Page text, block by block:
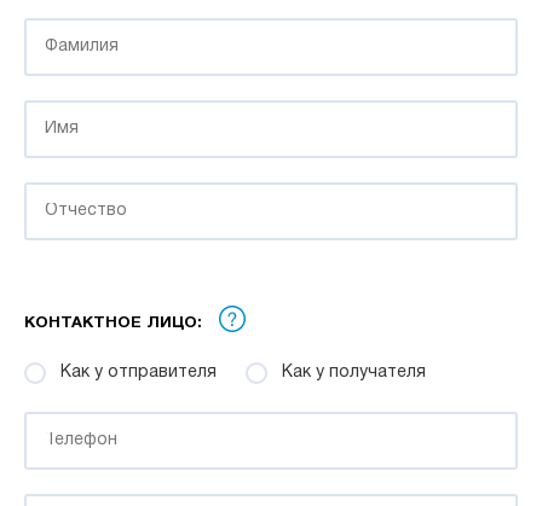
КОНТАКТНОЕ ЛИЦО:
Как у отправителя Как у получателя